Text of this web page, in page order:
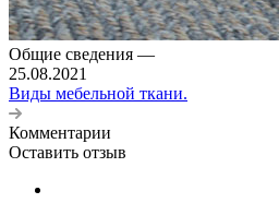
Общие сведения —
25.08.2021
Виды мебельной ткани.
Комментарии
Оставить отзыв